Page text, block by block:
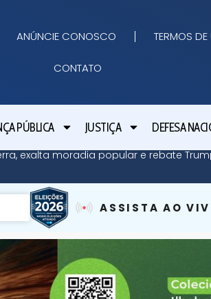
ANÚNCIE CONOSCO TERMOS
CONTATO
PÚBLICA JUSTIÇA DEFESA
exalta moradia popular e rebate
ASSISTA AO